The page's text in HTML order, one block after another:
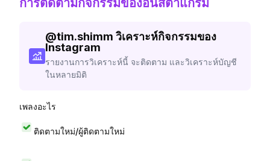
การติดตามกิจกรรมของอินสตาแกรม
@tim.shimm วิเคราะห์กิจกรรมของ
Instagram
รายงานการวิเคราะห์นี้ จะติดตาม และวิเคราะห์บัญชี
ในหลายมิติ
เพลงอะไร
ติดตามใหม่/ผู้ติดตามใหม่